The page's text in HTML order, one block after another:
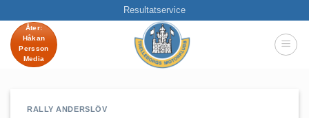
content
Resultatservice
Åter:
Håkan
Persson
Media
RALLY ANDERSLÖV